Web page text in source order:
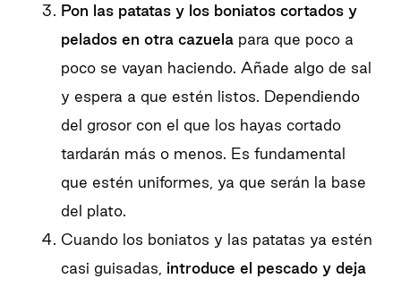
Pon las patatas y los boniatos cortados y
pelados en otra cazuela para que poco a
poco se vayan haciendo. Añade algo de sal
y espera a que estén listos. Dependiendo
del grosor con el que los hayas cortado
tardarán más o menos. Es fundamental
que estén uniformes, ya que serán la base
del plato.
Cuando los boniatos y las patatas ya estén
casi guisadas, introduce el pescado y deja